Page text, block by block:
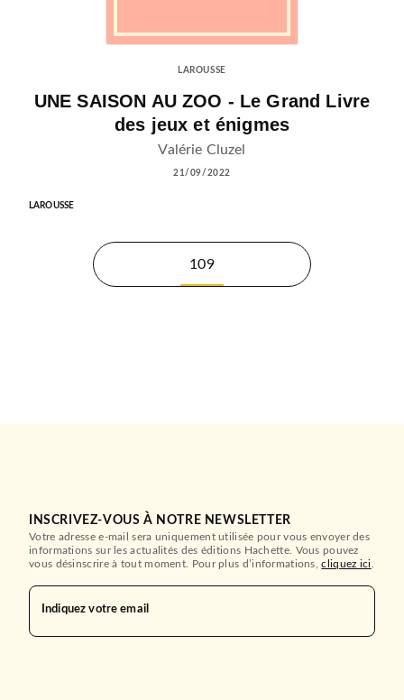
LAROUSSE
UNE SAISON AU ZOO - Le Grand Livre
des jeux et énigmes
Valérie Cluzel
21/09/2022
LAROUSSE
109
INSCRIVEZ-VOUS À NOTRE NEWSLETTER
Votre adresse e-mail sera uniquement utilisée pour vous envoyer des
informations sur les actualités des éditions Hachette. Vous pouvez
vous désinscrire à tout moment. Pour plus d’informations,cliquez ici
Indiquez votre email